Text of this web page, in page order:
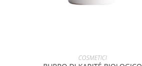
AGGIUNGI AL CARRELLO
COSMETICI